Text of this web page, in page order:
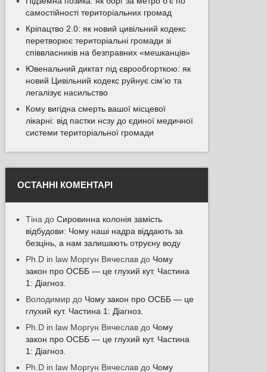
самостійності територіальних громад
Кріпацтво 2.0: як новий цивільний кодекс
перетворює територіальні громади зі
співвласників на безправних «мешканців»
Ювенальний диктат під єврообгорткою: як
новий Цивільний кодекс руйнує сім’ю та
легалізує насильство
Кому вигідна смерть вашої місцевої
лікарні: від пастки нсзу до єдиної медичної
системи територіальної громади
ОСТАННІ КОМЕНТАРІ
Тіна до Сировинна колонія замість
відбудови: Чому наші надра віддають за
безцінь, а нам залишають отруєну воду
Ph.D in law Моргун Вячеславдо Чому
закон про ОСББ — це глухий кут. Частина
1: Діагноз.
Володимирдо Чому закон про ОСББ — це
глухий кут. Частина 1: Діагноз.
Ph.D in law Моргун Вячеславдо Чому
закон про ОСББ — це глухий кут. Частина
1: Діагноз.
Ph.D in law Моргун Вячеславдо Чому